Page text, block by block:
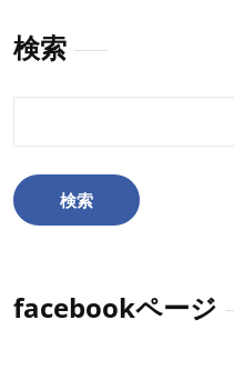
の
ペ
送
り
検索
facebookページ